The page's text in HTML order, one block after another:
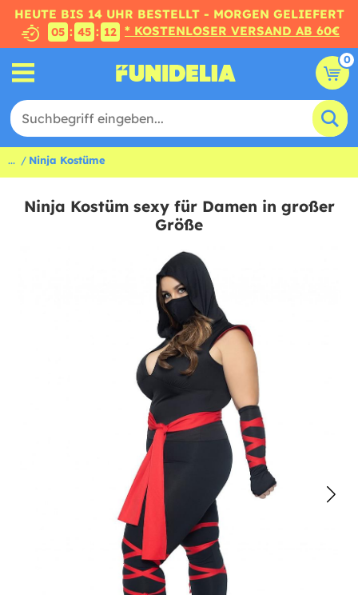
HEUTE BIS 14 UHR BESTELLT - MORGEN GELIEFERT
05 : 45 : 11 * KOSTENLOSER VERSAND AB 60€
0
... Ninja Kostüme
Ninja Kostüm sexy für Damen in großer
Größe